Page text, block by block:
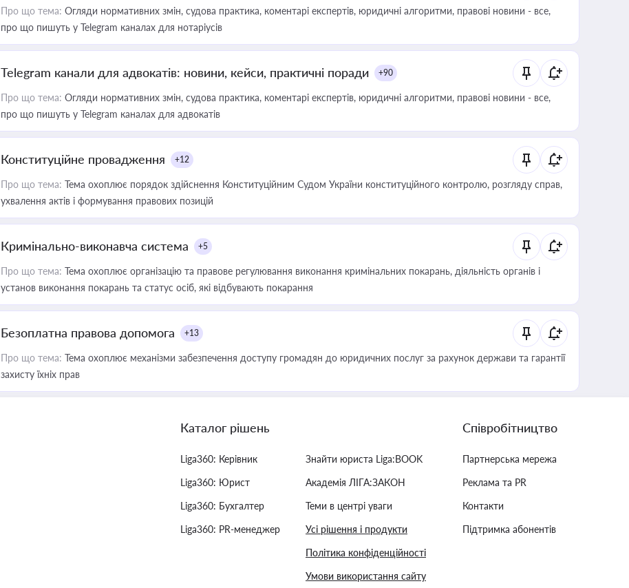
Про що тема: Огляди нормативних змін, судова практика, коментарі експертів, юридичні алгоритми, правові новини - все,
про що пишуть у Telegram каналах для нотаріусів
Telegram канали для адвокатів: новини, кейси, практичні поради +90
Про що тема: Огляди нормативних змін, судова практика, коментарі експертів, юридичні алгоритми, правові новини - все,
про що пишуть у Telegram каналах для адвокатів
Конституційне провадження +12
Про що тема: Тема охоплює порядок здійснення Конституційним Судом України конституційного контролю, розгляду справ,
ухвалення актів і формування правових позицій
Кримінально-виконавча система +5
Про що тема: Тема охоплює організацію та правове регулювання виконання кримінальних покарань, діяльність органів і
установ виконання покарань та статус осіб, які відбувають покарання
Безоплатна правова допомога +13
Про що тема: Тема охоплює механізми забезпечення доступу громадян до юридичних послуг за рахунок держави та гарантії
захисту їхніх прав
Каталог рішень
Liga360: Керівник
Liga360: Юрист
Liga360: Бухгалтер
Liga360: PR-менеджер
Знайти юриста Liga:BOOK
Академія ЛІГА:ЗАКОН
Теми в центрі уваги
Усі рішення і продукти
Політика конфіденційності
Умови використання сайту
Співробітництво
Партнерська мережа
Реклама та PR
Контакти
Підтримка абонентів